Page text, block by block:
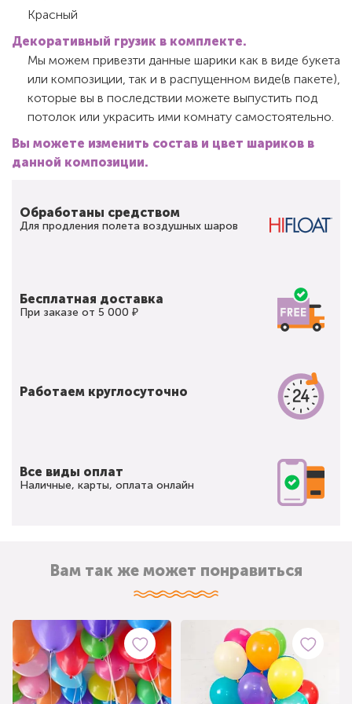
Красный
Декоративный грузик в комплекте.
Мы можем привезти данные шарики как в виде букета
или композиции, так и в распущенном виде(в пакете),
которые вы в последствии можете выпустить под
потолок или украсить ими комнату самостоятельно.
Вы можете изменить состав и цвет шариков в
данной композиции.
Обработаны средством
Для продления полета воздушных шаров
Бесплатная доставка
При заказе от 5 000 ₽
Работаем круглосуточно
Все виды оплат
Наличные, карты, оплата онлайн
Вам так же может понравиться